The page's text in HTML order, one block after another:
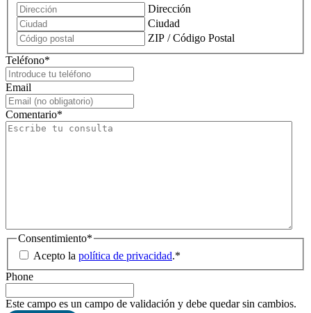
Dirección
Ciudad
ZIP / Código Postal
Teléfono*
Email
Comentario*
Consentimiento*
Acepto la política de privacidad.*
Phone
Este campo es un campo de validación y debe quedar sin cambios.